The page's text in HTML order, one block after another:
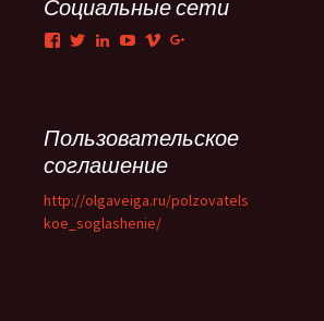
Социальные сети
Facebook
TwitterLinkedIn
YouTube
Vimeo
Пользовательское
соглашение
http://olgaveiga.ru/polzovatels
koe_soglashenie/